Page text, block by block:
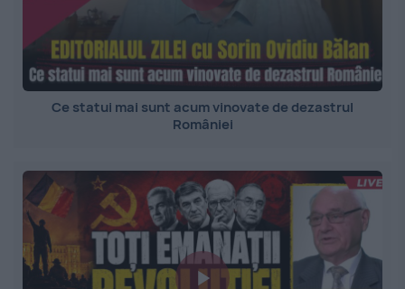
Ce statui mai sunt acum vinovate de dezastrul
României